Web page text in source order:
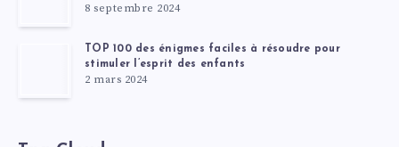
8 septembre 2024
TOP 100 des énigmes faciles à résoudre pour
stimuler l’esprit des enfants
2 mars 2024